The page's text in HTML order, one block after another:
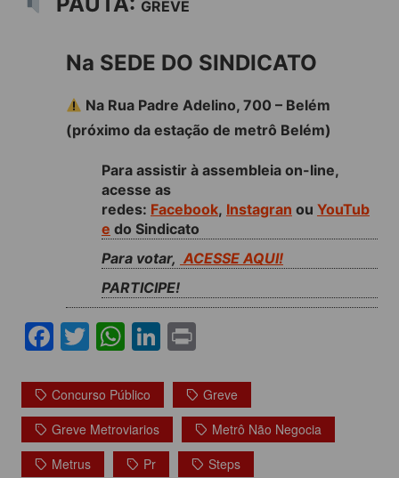
GREVE
Na SEDE DO SINDICATO
Na Rua Padre Adelino, 700 – Belém
(próximo da estação de metrô Belém)
Para assistir à assembleia on-line,
acesse as
redes: Facebook, Instagran ou YouTub
e do Sindicato
Para votar, ACESSE AQUI!
PARTICIPE!
F
c
e
b
T
itt
er
W
at
s
A
Li
k
e
dI
Pr
t
Concurso Público
Greve
Greve Metroviarios
Metrô Não Negocia
Metrus
Pr Steps